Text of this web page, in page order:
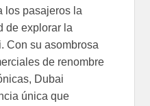
los pasajeros la
de explorar la
Con su asombrosa
de renombre
Dubai
única que